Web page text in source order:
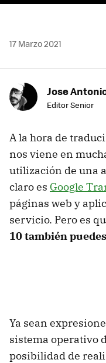
17 Marzo 2021
Jose
Editor Senior
A la hora de
nos viene en
utilización de una
claro es Google
páginas web y
servicio. Pero es
10 también
Ya sean
sistema operativo
posibilidad de